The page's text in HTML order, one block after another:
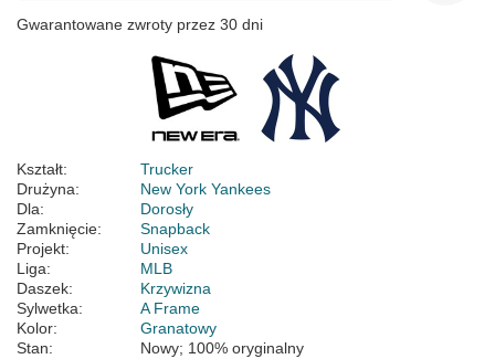
Gwarantowane zwroty przez 30 dni
Kształt:
Trucker
Drużyna:
New York Yankees
Dla:
Dorosły
Zamknięcie:
Snapback
Projekt:
Unisex
Liga:
MLB
Daszek:
Krzywizna
Sylwetka:
A Frame
Kolor:
Granatowy
Stan:
Nowy; 100% oryginalny